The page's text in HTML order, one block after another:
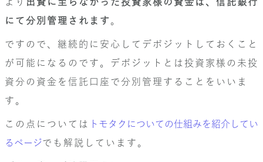
にて分別管理されます 。
ですので、継続的に安心してデポジットしておくこと
が可能になるのです。デポジットとは投資家様の未投
資分の資金を信託口座で分別管理することをいいま
す。
この点については
トモタクについての仕組みを紹介してい
るページでも解説しています。